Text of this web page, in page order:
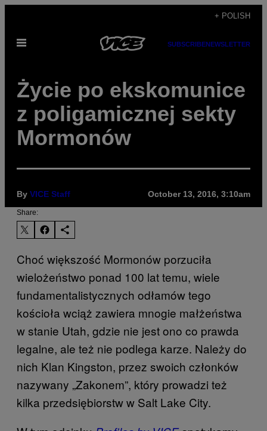
content
+ POLISH
Open
SUBSCRIBENEWSLETTER
Życie po ekskomunice
z poligamicznej sekty
Mormonów
By VICE Staff October 13, 2016, 3:10am
Share:
Choć większość Mormonów porzuciła
wielożeństwo ponad 100 lat temu, wiele
fundamentalistycznych odłamów tego
kościoła wciąż zawiera mnogie małżeństwa
w stanie Utah, gdzie nie jest ono co prawda
legalne, ale też nie podlega karze. Należy do
nich Klan Kingston, przez swoich członków
nazywany „Zakonem”, który prowadzi też
kilka przedsiębiorstw w Salt Lake City.